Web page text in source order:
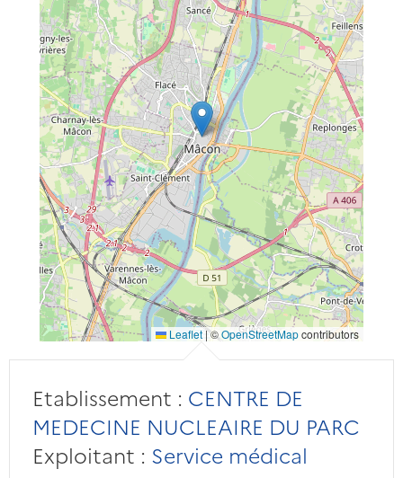
Leaflet|©OpenStreetMapcontributors
Etablissement : CENTRE DE
MEDECINE NUCLEAIRE DU PARC
Exploitant : Service médical